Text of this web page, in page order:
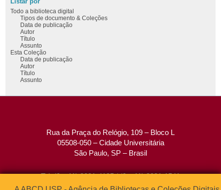
Listar por
Todo a biblioteca digital
Tipos de documento & Coleções
Data de publicação
Autor
Título
Assunto
Esta Coleção
Data de publicação
Autor
Título
Assunto
Rua da Praça do Relógio, 109 – Bloco L
05508-050 – Cidade Universitária
São Paulo, SP – Brasil
Tel: (0xx11) 3091-4195 / (0xx11) 3091-1541
Fax: (0xx11) 3091-1567